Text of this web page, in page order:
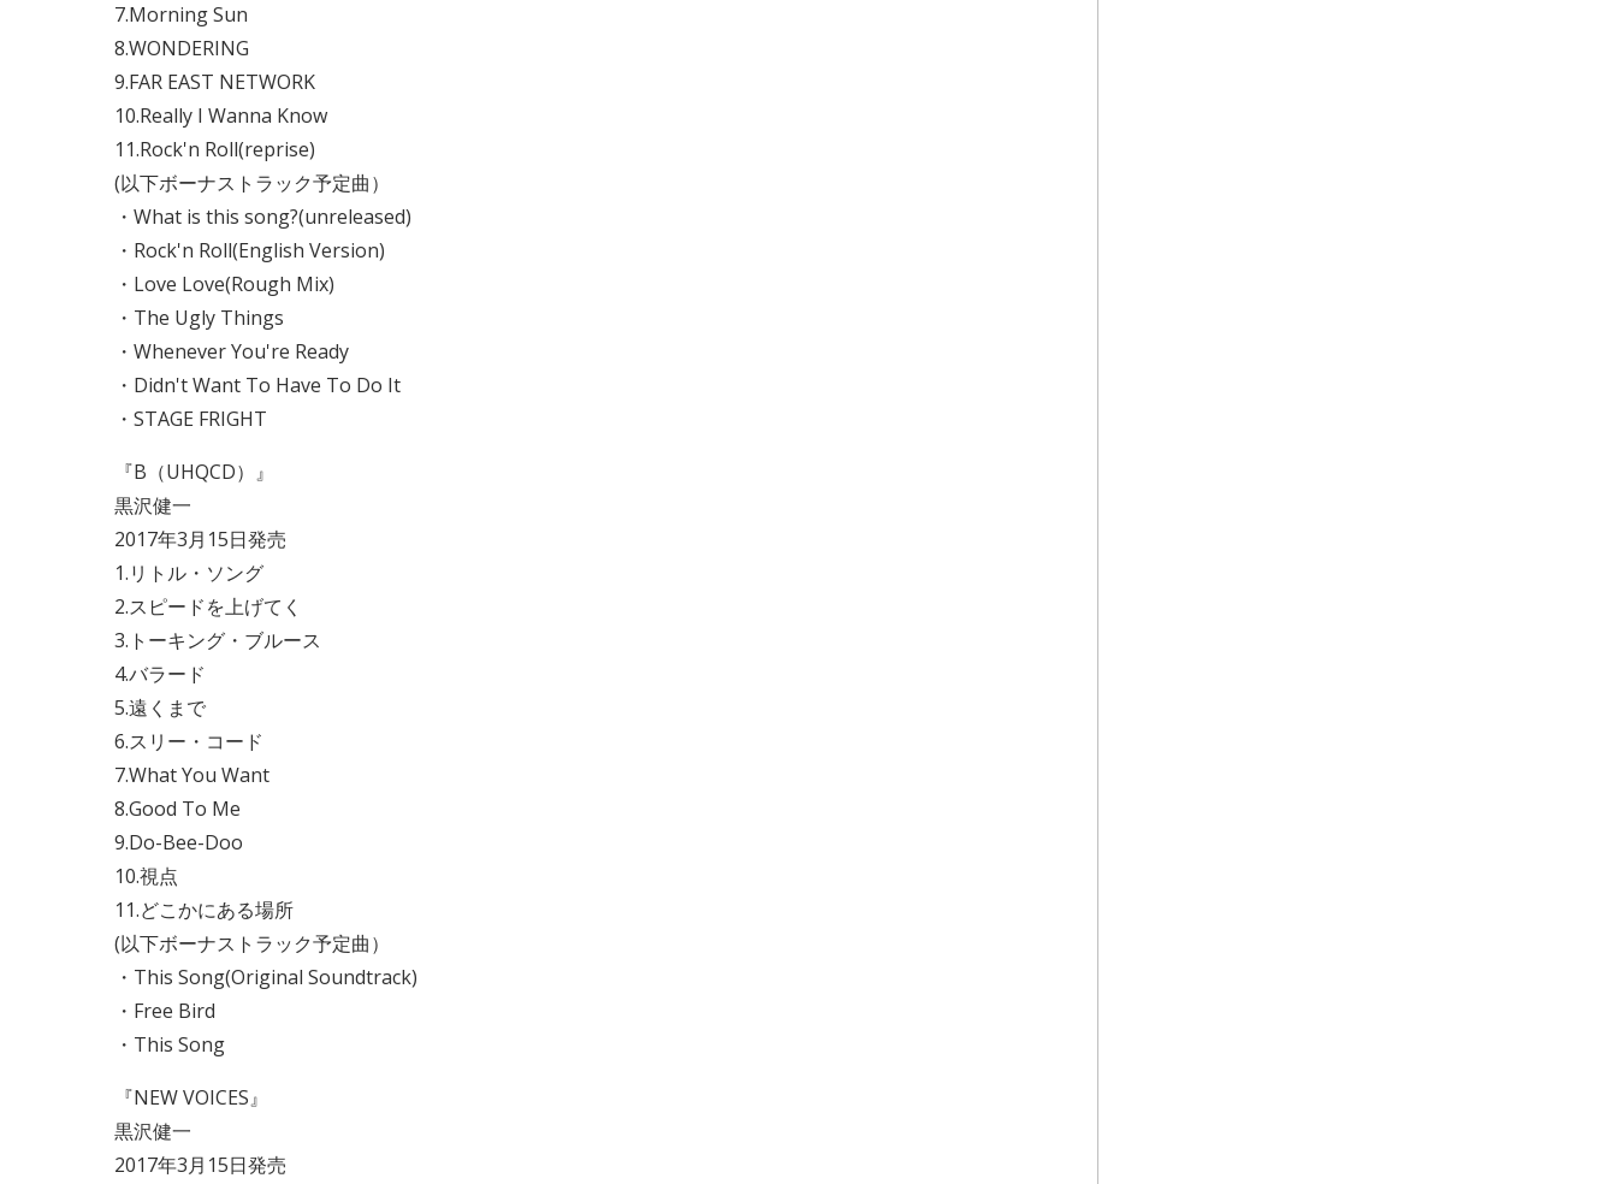
7.Morning Sun
8.WONDERING
9.FAR EAST NETWORK
10.Really I Wanna Know
11.Rock'n Roll(reprise)
(以下ボーナストラック予定曲）
・What is this song?(unreleased)
・Rock'n Roll(English Version)
・Love Love(Rough Mix)
・The Ugly Things
・Whenever You're Ready
・Didn't Want To Have To Do It
・STAGE FRIGHT
『B（UHQCD）』
黒沢健一
2017年3月15日発売
1.リトル・ソング
2.スピードを上げてく
3.トーキング・ブルース
4.バラード
5.遠くまで
6.スリー・コード
7.What You Want
8.Good To Me
9.Do-Bee-Doo
10.視点
11.どこかにある場所
(以下ボーナストラック予定曲）
・This Song(Original Soundtrack)
・Free Bird
・This Song
『NEW VOICES』
黒沢健一
2017年3月15日発売